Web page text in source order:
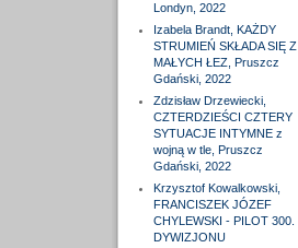
Londyn, 2022
Izabela Brandt, KAŻDY
STRUMIEŃ SKŁADA SIĘ Z
MAŁYCH ŁEZ, Pruszcz
Gdański, 2022
Zdzisław Drzewiecki,
CZTERDZIEŚCI CZTERY
SYTUACJE INTYMNE z
wojną w tle, Pruszcz
Gdański, 2022
Krzysztof Kowalkowski,
FRANCISZEK JÓZEF
CHYLEWSKI - PILOT 300.
DYWIZJONU